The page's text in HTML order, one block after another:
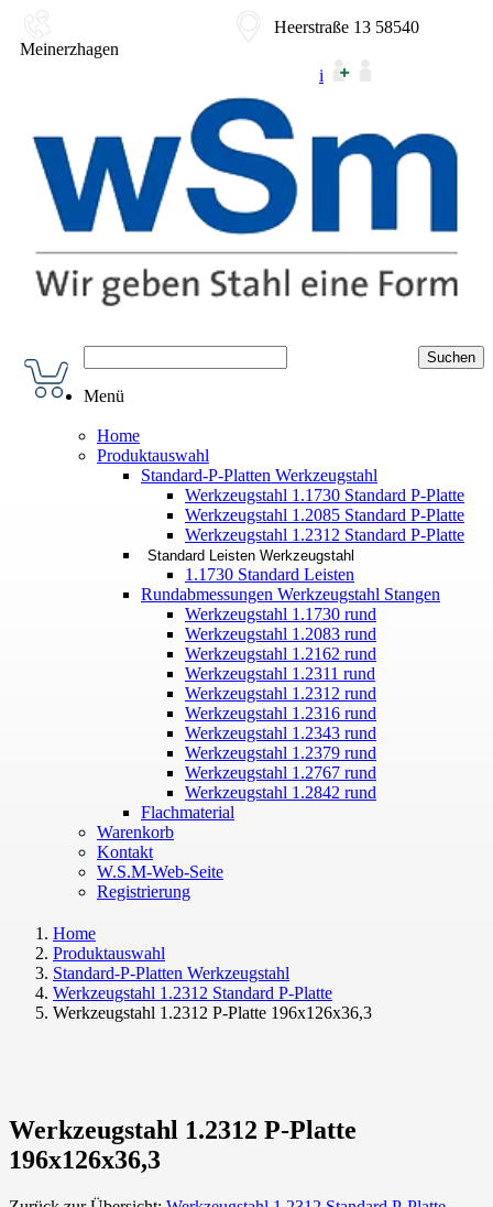
Heerstraße 13 58540
Meinerzhagen
i
Menü
Home
Produktauswahl
Standard-P-Platten Werkzeugstahl
Werkzeugstahl 1.1730 Standard P-Platte
Werkzeugstahl 1.2085 Standard P-Platte
Werkzeugstahl 1.2312 Standard P-Platte
Standard Leisten Werkzeugstahl
1.1730 Standard Leisten
Rundabmessungen Werkzeugstahl Stangen
Werkzeugstahl 1.1730 rund
Werkzeugstahl 1.2083 rund
Werkzeugstahl 1.2162 rund
Werkzeugstahl 1.2311 rund
Werkzeugstahl 1.2312 rund
Werkzeugstahl 1.2316 rund
Werkzeugstahl 1.2343 rund
Werkzeugstahl 1.2379 rund
Werkzeugstahl 1.2767 rund
Werkzeugstahl 1.2842 rund
Flachmaterial
Warenkorb
Kontakt
W.S.M-Web-Seite
Registrierung
Home
Produktauswahl
Standard-P-Platten Werkzeugstahl
Werkzeugstahl 1.2312 Standard P-Platte
Werkzeugstahl 1.2312 P-Platte 196x126x36,3
Werkzeugstahl 1.2312 P-Platte
196x126x36,3